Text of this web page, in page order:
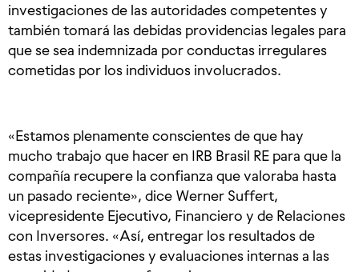
investigaciones de las autoridades competentes y
también tomará las debidas providencias legales para
que se sea indemnizada por conductas irregulares
cometidas por los individuos involucrados.
«Estamos plenamente conscientes de que hay
mucho trabajo que hacer en IRB Brasil RE para que la
compañía recupere la confianza que valoraba hasta
un pasado reciente», dice Werner Suffert,
vicepresidente Ejecutivo, Financiero y de Relaciones
con Inversores. «Así, entregar los resultados de
estas investigaciones y evaluaciones internas a las